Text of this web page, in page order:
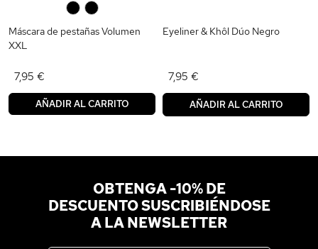
Máscara de pestañas Volumen
XXL
7,95 €
AÑADIR AL CARRITO
Eyeliner & Khôl Dúo Negro
7,95 €
AÑADIR AL CARRITO
OBTENGA -10% DE
DESCUENTO SUSCRIBIÉNDOSE
A LA NEWSLETTER